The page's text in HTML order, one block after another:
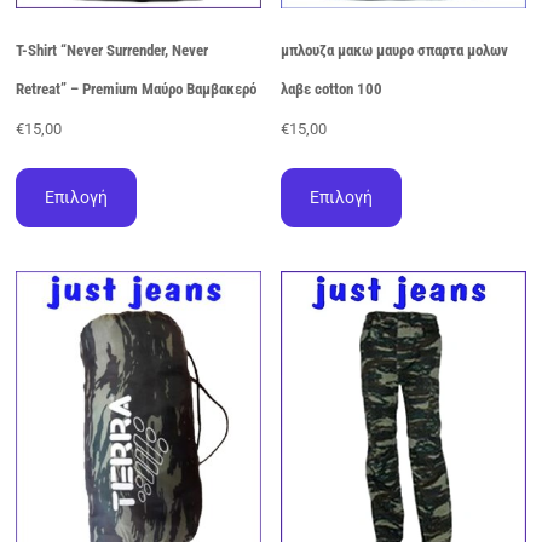
T-Shirt “Never Surrender, Never
Retreat” – Premium Μαύρο Βαμβακερό
€15,00
Επιλογή
προϊόν
παραλλαγές.
Οι
επιλογές
μπορούν
επιλεγούν
στη
σελίδα
του
προϊόντος
μπλουζα μακω μαυρο σπαρτα μολων
λαβε cotton 100
€15,00
Επιλογή
προϊόν
παραλλαγές.
Οι
επιλογές
μπορούν
να
επιλεγούν
στη
σελίδα
του
προϊόντος